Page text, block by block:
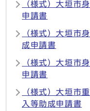
（様式）大垣市
申請書
（様式）大垣市
成申請書
（様式）大垣市
申請書
（様式）大垣市
入等助成申請書